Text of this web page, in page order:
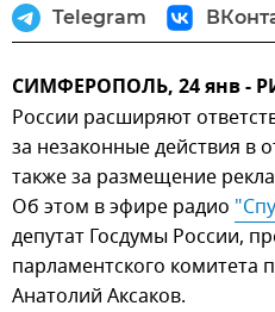
Telegram
СИМФЕРОПОЛЬ, 24 янв -
России расширяют
за незаконные действия в
также за размещение
Об этом в эфире радио
депутат Госдумы России,
парламентского комитета
Анатолий Аксаков.